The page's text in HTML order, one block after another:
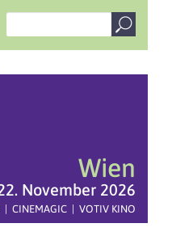
Wien
November 2026
| CINEMAGIC | VOTIV KINO